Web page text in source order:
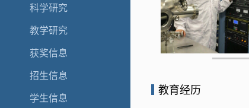
科学研究
教学研究
获奖信息
招生信息
学生信息
教育经历